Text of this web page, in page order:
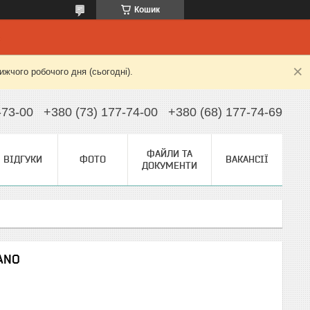
Кошик
робочого дня (сьогодні).
00 +380 (73) 177-74-00 +380 (68) 177-74-69
ВІДГУКИ ФОТО
ФАЙЛИ ТА
ДОКУМЕНТИ
ВАКАНСІЇ